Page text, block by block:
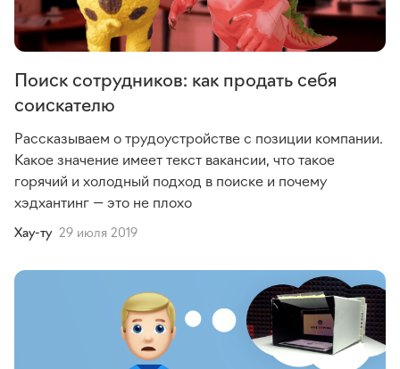
Поиск сотрудников: как продать себя
соискателю
Рассказываем о трудоустройстве с позиции компании.
Какое значение имеет текст вакансии, что такое
горячий и холодный подход в поиске и почему
хэдхантинг — это не плохо
Хау-ту 29 июля 2019